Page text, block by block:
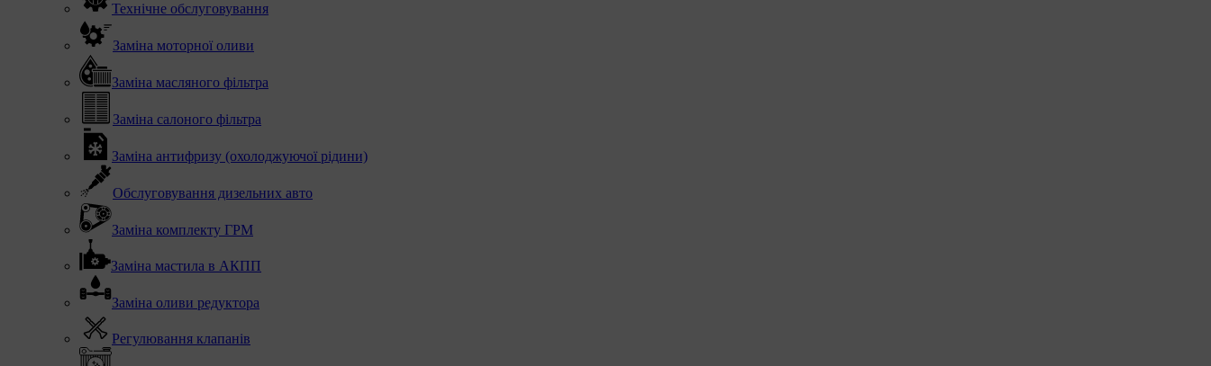
Технічне обслуговування
Заміна моторної оливи
Заміна масляного фільтра
Заміна салоного фільтра
Заміна антифризу (охолоджуючої рідини)
Обслуговування дизельних авто
Заміна комплекту ГРМ
Заміна мастила в АКПП
Заміна оливи редуктора
Регулювання клапанів